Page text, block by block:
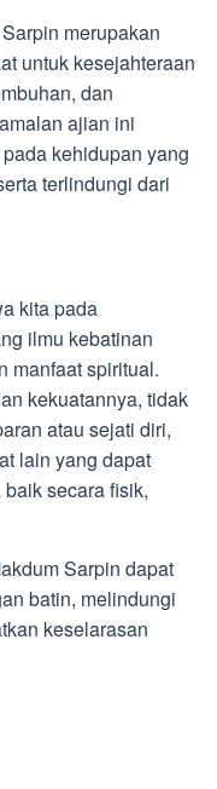
merupakan
untuk kesejahteraan
dan
ajian ini
kehidupan yang
terlindungi dari
kita pada
ilmu kebatinan
manfaat spiritual.
kekuatannya, tidak
atau sejati diri,
lain yang dapat
secara fisik,
Sarpin dapat
batin, melindungi
keselarasan